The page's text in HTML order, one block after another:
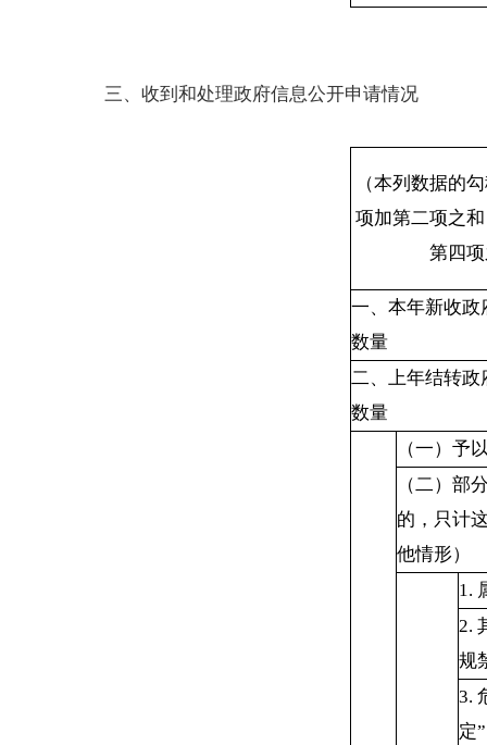
三、收到和处理政府信息公开申请情况
（本列数据的
项加第二项之
第四
一、本年新收政
数量
二、上年结转政
数量
（一）予
（二）部
的，只计
他情形）
1.
2.
规
3.
定”